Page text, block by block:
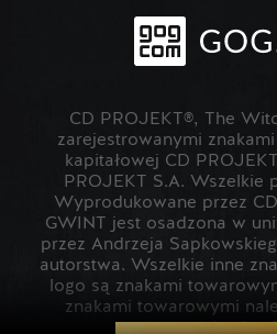
CD PROJEKT®, The
zarejestrowanymi
kapitałowej CD
PROJEKT S.A. Wszelkie
Wyprodukowane przez
GWINT jest osadzona w
przez Andrzeja
autorstwa. Wszelkie inne
logo są znakami
znakami towarowymi
prawowitych